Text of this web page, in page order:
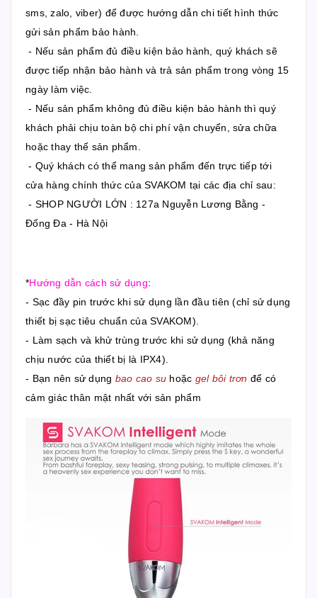
sms, zalo, viber) để được hướng dẫn chi tiết hình thức
gửi sản phẩm bảo hành.
- Nếu sản phẩm đủ điều kiện bảo hành, quý khách sẽ
được tiếp nhận bảo hành và trả sản phẩm trong vòng 15
ngày làm việc.
- Nếu sản phẩm không đủ điều kiện bảo hành thì quý
khách phải chịu toàn bộ chi phí vận chuyển, sửa chữa
hoặc thay thế sản phẩm.
- Quý khách có thể mang sản phẩm đến trực tiếp tới
cửa hàng chính thức của SVAKOM tại các địa chỉ sau:
- SHOP NGƯỜI LỚN : 127a Nguyễn Lương Bằng -
Đống Đa - Hà Nội
*Hướng dẫn cách sử dụng:
- Sạc đầy pin trước khi sử dụng lần đầu tiên (chỉ sử dụng
thiết bị sạc tiêu chuẩn của SVAKOM).
- Làm sạch và khử trùng trước khi sử dụng (khả năng
chịu nước của thiết bị là IPX4).
- Bạn nên sử dụng bao cao su hoặc gel bôi trơn để có
cảm giác thân mật nhất với sản phẩm